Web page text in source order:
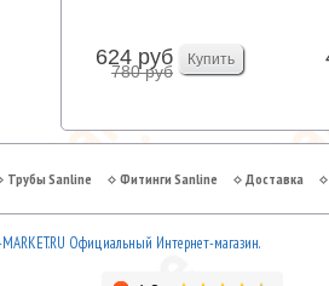
624 руб
780 руб
Трубы Sanline Фитинги Sanline Доставка
MARKET.RU Официальный Интернет-магазин.